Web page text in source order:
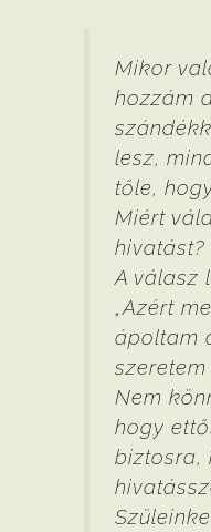
Mikor
hozzám
lesz,
tőle,
Miért
hivatást?
A válasz
„Azért
ápoltam
szeretem
Nem
hogy
biztosra,